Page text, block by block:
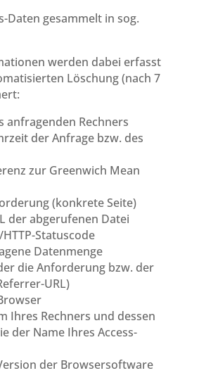
Daten gesammelt in sog.
werden dabei erfasst
Löschung (nach 7
anfragenden Rechners
der Anfrage bzw. des
zur Greenwich Mean
(konkrete Seite)
der abgerufenen Datei
Statuscode
Datenmenge
die Anforderung bzw. der
URL)
Ihres Rechners und dessen
der Name Ihres Access-
der Browsersoftware